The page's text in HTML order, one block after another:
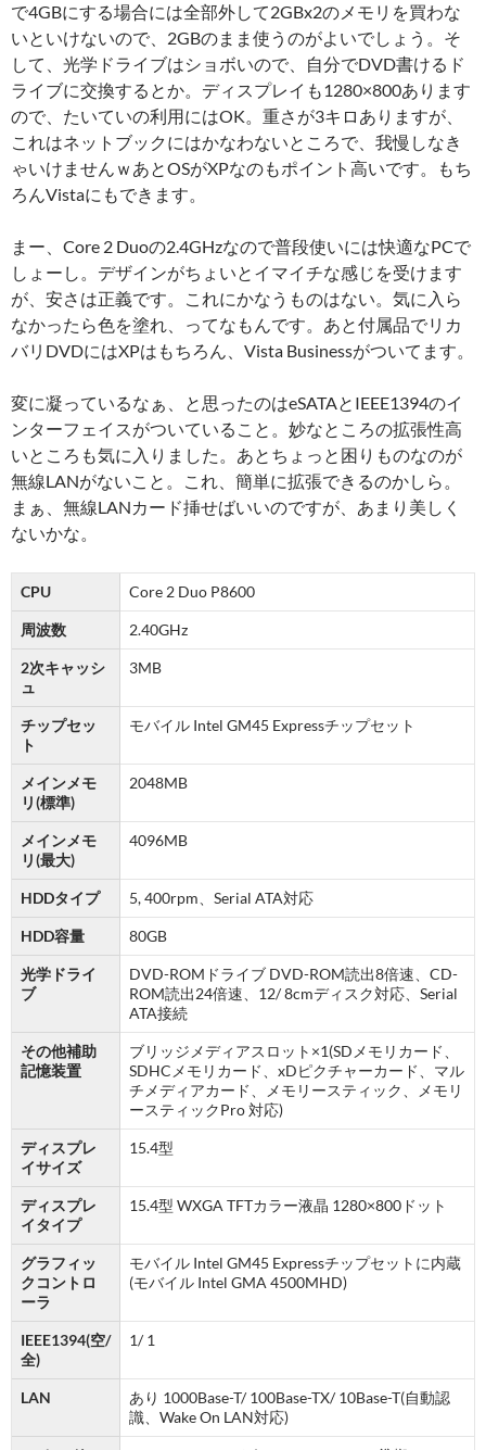
で4GBにする場合には全部外して2GBx2のメモリを買わな
いといけないので、2GBのまま使うのがよいでしょう。そ
して、光学ドライブはショボいので、自分でDVD書けるド
ライブに交換するとか。ディスプレイも1280×800あります
ので、たいていの利用にはOK。重さが3キロありますが、
これはネットブックにはかなわないところで、我慢しなき
ゃいけませんｗあとOSがXPなのもポイント高いです。もち
ろんVistaにもできます。
まー、Core 2 Duoの2.4GHzなので普段使いには快適なPCで
しょーし。デザインがちょいとイマイチな感じを受けます
が、安さは正義です。これにかなうものはない。気に入ら
なかったら色を塗れ、ってなもんです。あと付属品でリカ
バリDVDにはXPはもちろん、Vista Businessがついてます。
変に凝っているなぁ、と思ったのはeSATAとIEEE1394のイ
ンターフェイスがついていること。妙なところの拡張性高
いところも気に入りました。あとちょっと困りものなのが
無線LANがないこと。これ、簡単に拡張できるのかしら。
まぁ、無線LANカード挿せばいいのですが、あまり美しく
ないかな。
CPU Core 2 Duo P8600
周波数 2.40GHz
2次キャッシ
ュ
3MB
チップセッ
ト
モバイル Intel GM45 Expressチップセット
メインメモ
リ(標準)
2048MB
メインメモ
リ(最大)
4096MB
HDDタイプ 5, 400rpm、Serial ATA対応
HDD容量 80GB
光学ドライ
ブ
DVD-ROMドライブ DVD-ROM読出8倍速、CD-
ROM読出24倍速、12/ 8cmディスク対応、Serial
ATA接続
その他補助
記憶装置
ブリッジメディアスロット×1(SDメモリカード、
SDHCメモリカード、xDピクチャーカード、マル
チメディアカード、メモリースティック、メモリ
ースティックPro 対応)
ディスプレ
イサイズ
15.4型
ディスプレ
イタイプ
15.4型 WXGA TFTカラー液晶 1280×800ドット
グラフィッ
クコントロ
ーラ
モバイル Intel GM45 Expressチップセットに内蔵
(モバイル Intel GMA 4500MHD)
IEEE1394(空/
全)
1/ 1
LAN
あり 1000Base-T/ 100Base-TX/ 10Base-T(自動認
識、Wake On LAN対応)